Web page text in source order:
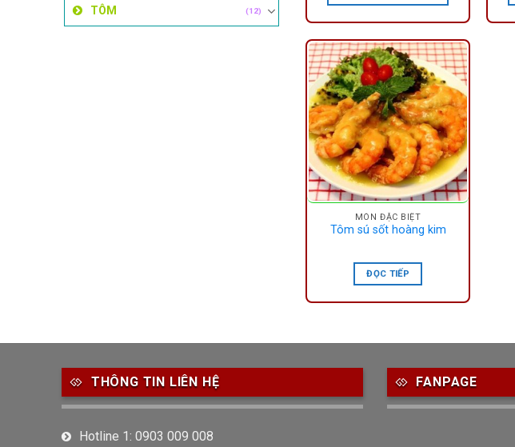
TÔM (12)
MÓN ĐẶC BIỆT
Tôm sú sốt hoàng kim
ĐỌC TIẾP
THÔNG TIN LIÊN HỆ
Hotline 1: 0903 009 008
FANPAGE